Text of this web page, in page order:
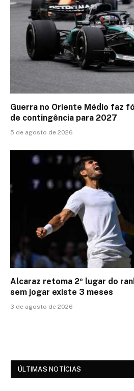
Guerra no Oriente Médio faz
de contingência para 2027
5 de agosto de 2026
Alcaraz retoma 2º lugar do
sem jogar existe 3 meses
3 de agosto de 2026
ÚLTIMAS NOTÍCIAS